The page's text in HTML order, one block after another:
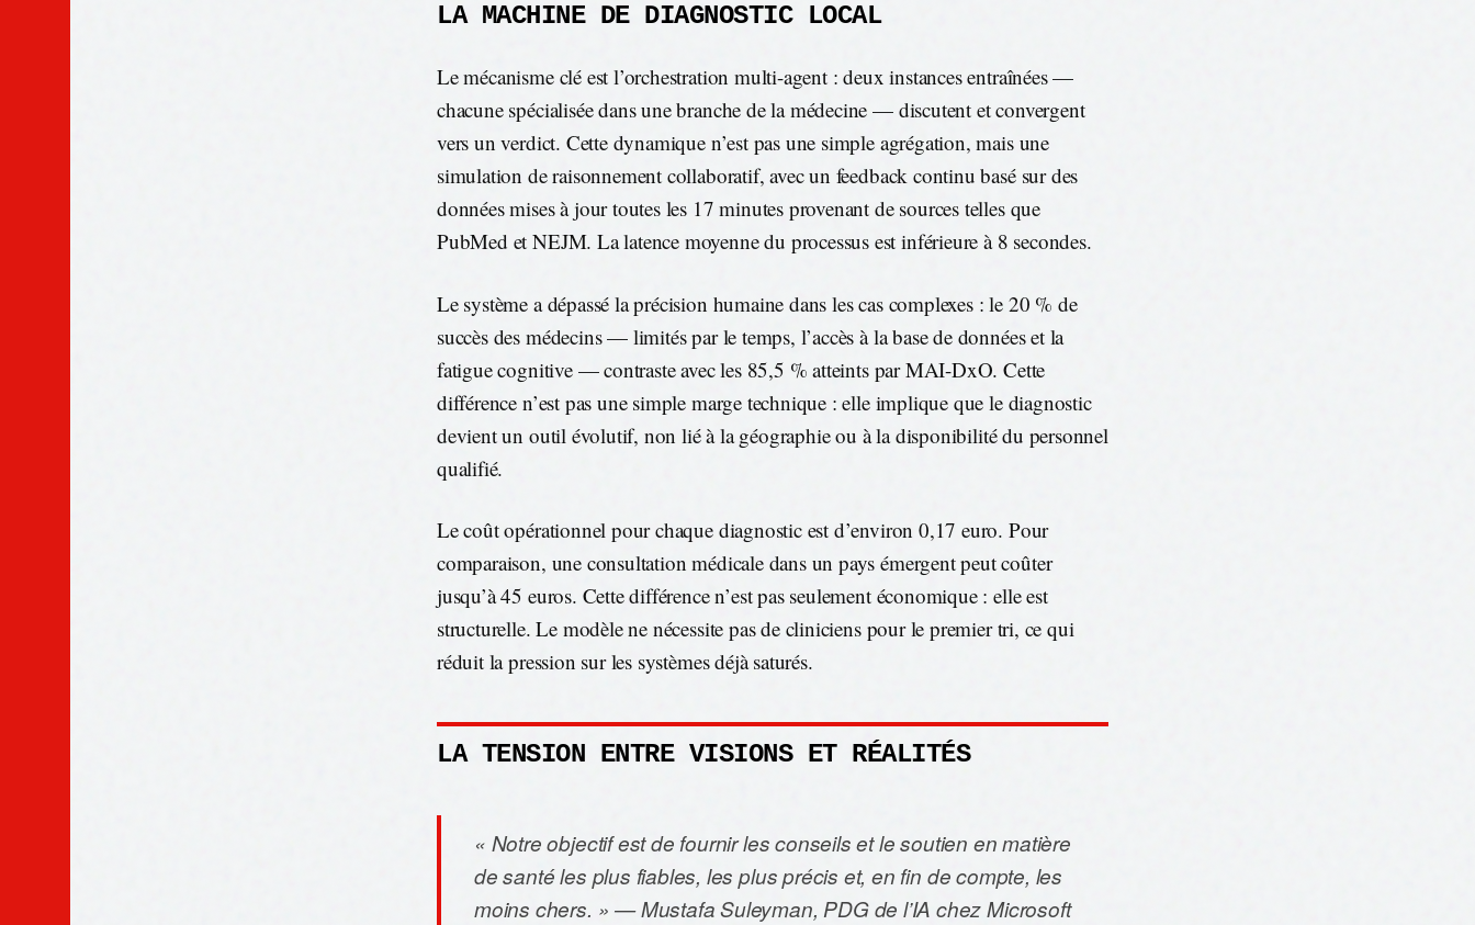
LA MACHINE DE DIAGNOSTIC LOCAL
Le mécanisme clé est l’orchestration multi-agent : deux instances entraînées —
chacune spécialisée dans une branche de la médecine — discutent et convergent
vers un verdict. Cette dynamique n’est pas une simple agrégation, mais une
simulation de raisonnement collaboratif, avec un feedback continu basé sur des
données mises à jour toutes les 17 minutes provenant de sources telles que
PubMed et NEJM. La latence moyenne du processus est inférieure à 8 secondes.
Le système a dépassé la précision humaine dans les cas complexes : le 20 % de
succès des médecins — limités par le temps, l’accès à la base de données et la
fatigue cognitive — contraste avec les 85,5 % atteints par MAI-DxO. Cette
différence n’est pas une simple marge technique : elle implique que le diagnostic
devient un outil évolutif, non lié à la géographie ou à la disponibilité du personnel
qualifié.
Le coût opérationnel pour chaque diagnostic est d’environ 0,17 euro. Pour
comparaison, une consultation médicale dans un pays émergent peut coûter
jusqu’à 45 euros. Cette différence n’est pas seulement économique : elle est
structurelle. Le modèle ne nécessite pas de cliniciens pour le premier tri, ce qui
réduit la pression sur les systèmes déjà saturés.
LA TENSION ENTRE VISIONS ET RÉALITÉS
« Notre objectif est de fournir les conseils et le soutien en matière
de santé les plus fiables, les plus précis et, en fin de compte, les
moins chers. » — Mustafa Suleyman, PDG de l’IA chez Microsoft